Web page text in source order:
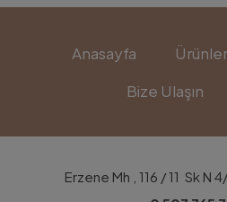
Anasayfa Ürünler
Bize Ulaşın
Erzene Mh , 116 / 11 Sk N